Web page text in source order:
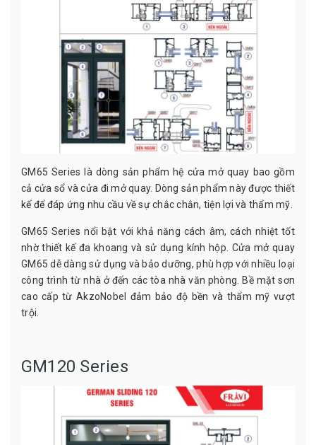
GM65 Series là dòng sản phẩm hệ cửa mở quay bao gồm
cả cửa sổ và cửa đi mở quay. Dòng sản phẩm này được thiết
kế để đáp ứng nhu cầu về sự chắc chắn, tiện lợi và thẩm mỹ.
GM65 Series nổi bật với khả năng cách âm, cách nhiệt tốt
nhờ thiết kế đa khoang và sử dụng kính hộp. Cửa mở quay
GM65 dễ dàng sử dụng và bảo dưỡng, phù hợp với nhiều loại
công trình từ nhà ở đến các tòa nhà văn phòng. Bề mặt sơn
cao cấp từ AkzoNobel đảm bảo độ bền và thẩm mỹ vượt
trội.
GM120 Series